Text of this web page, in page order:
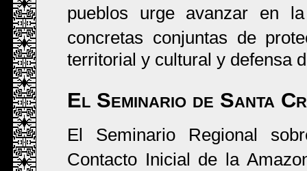
pueblos urge avanzar en
concretas conjuntas de
territorial y cultural y defensa
El Seminario de Santa
El Seminario Regional
Contacto Inicial de la